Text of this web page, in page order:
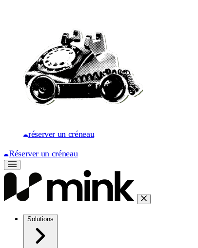
réserver un créneau
Réserver un créneau
Solutions